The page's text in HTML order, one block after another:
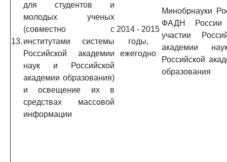
13.
для студентов и
молодых ученых
(совместно с
институтами системы
Российской академии
наук и Российской
академии образования)
и освещение их в
средствах массовой
информации
2014 - 2015
годы,
ежегодно
Минобрнауки
ФАДН России
участии
академии
Российской
образования